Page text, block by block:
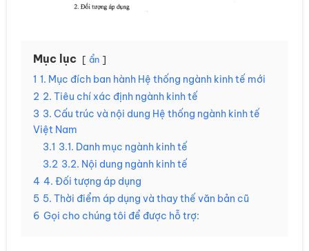
Mục lục ẩn
1 1. Mục đích ban hành Hệ thống ngành kinh tế mới
2 2. Tiêu chí xác định ngành kinh tế
3 3. Cấu trúc và nội dung Hệ thống ngành kinh tế
Việt Nam
3.1 3.1. Danh mục ngành kinh tế
3.2 3.2. Nội dung ngành kinh tế
4 4. Đối tượng áp dụng
5 5. Thời điểm áp dụng và thay thế văn bản cũ
6 Gọi cho chúng tôi để được hỗ trợ: